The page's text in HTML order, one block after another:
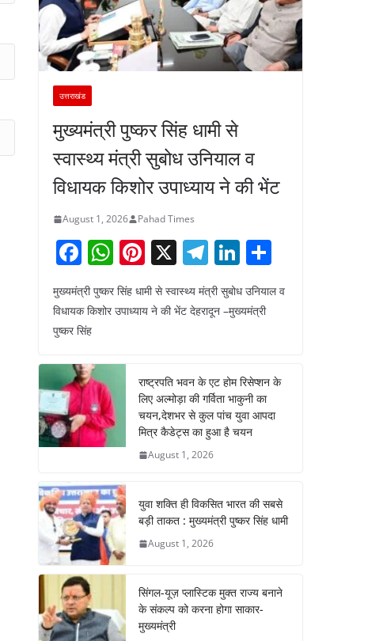
उत्तराखंड
मुख्यमंत्री पुष्कर सिंह धामी से
स्वास्थ्य मंत्री सुबोध उनियाल व
विधायक किशोर उपाध्याय ने की भेंट
August 1, 2026 Pahad Times
F
a
c
e
o
o
k
W
h
at
p
Pi
nt
er
X T
el
e
gr
m
Li
n
k
n
ar
मुख्यमंत्री पुष्कर सिंह धामी से स्वास्थ्य मंत्री सुबोध उनियाल व
विधायक किशोर उपाध्याय ने की भेंट देहरादून –मुख्यमंत्री
पुष्कर सिंह
राष्ट्रपति भवन के एट होम रिसेप्शन के
लिए अल्मोड़ा की गर्विता भाकुनी का
चयन,देशभर से कुल पांच युवा आपदा
मित्र कैडेट्स का हुआ है चयन
August 1, 2026
युवा शक्ति ही विकसित भारत की सबसे
बड़ी ताकत : मुख्यमंत्री पुष्कर सिंह धामी
August 1, 2026
सिंगल-यूज़ प्लास्टिक मुक्त राज्य बनाने
के संकल्प को करना होगा साकार-
मुख्यमंत्री